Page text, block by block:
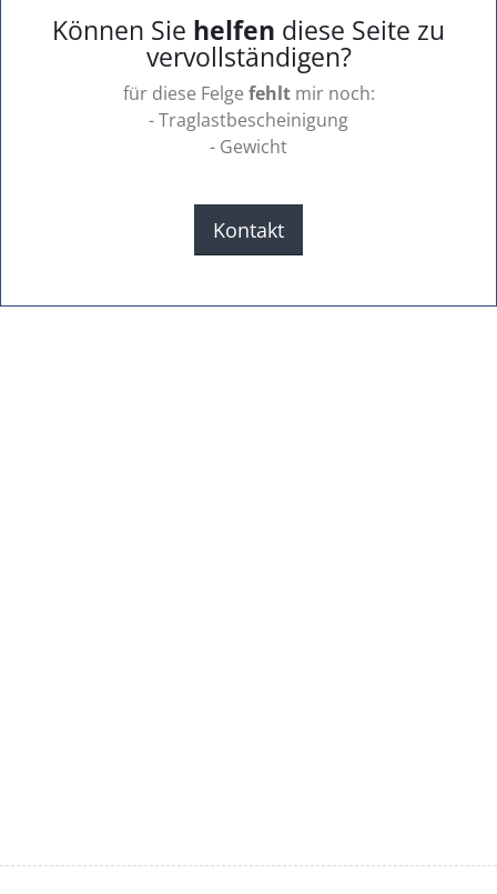
Können Sie helfen diese Seite zu
vervollständigen?
für diese Felge fehltmir noch:
- Traglastbescheinigung
- Gewicht
Kontakt